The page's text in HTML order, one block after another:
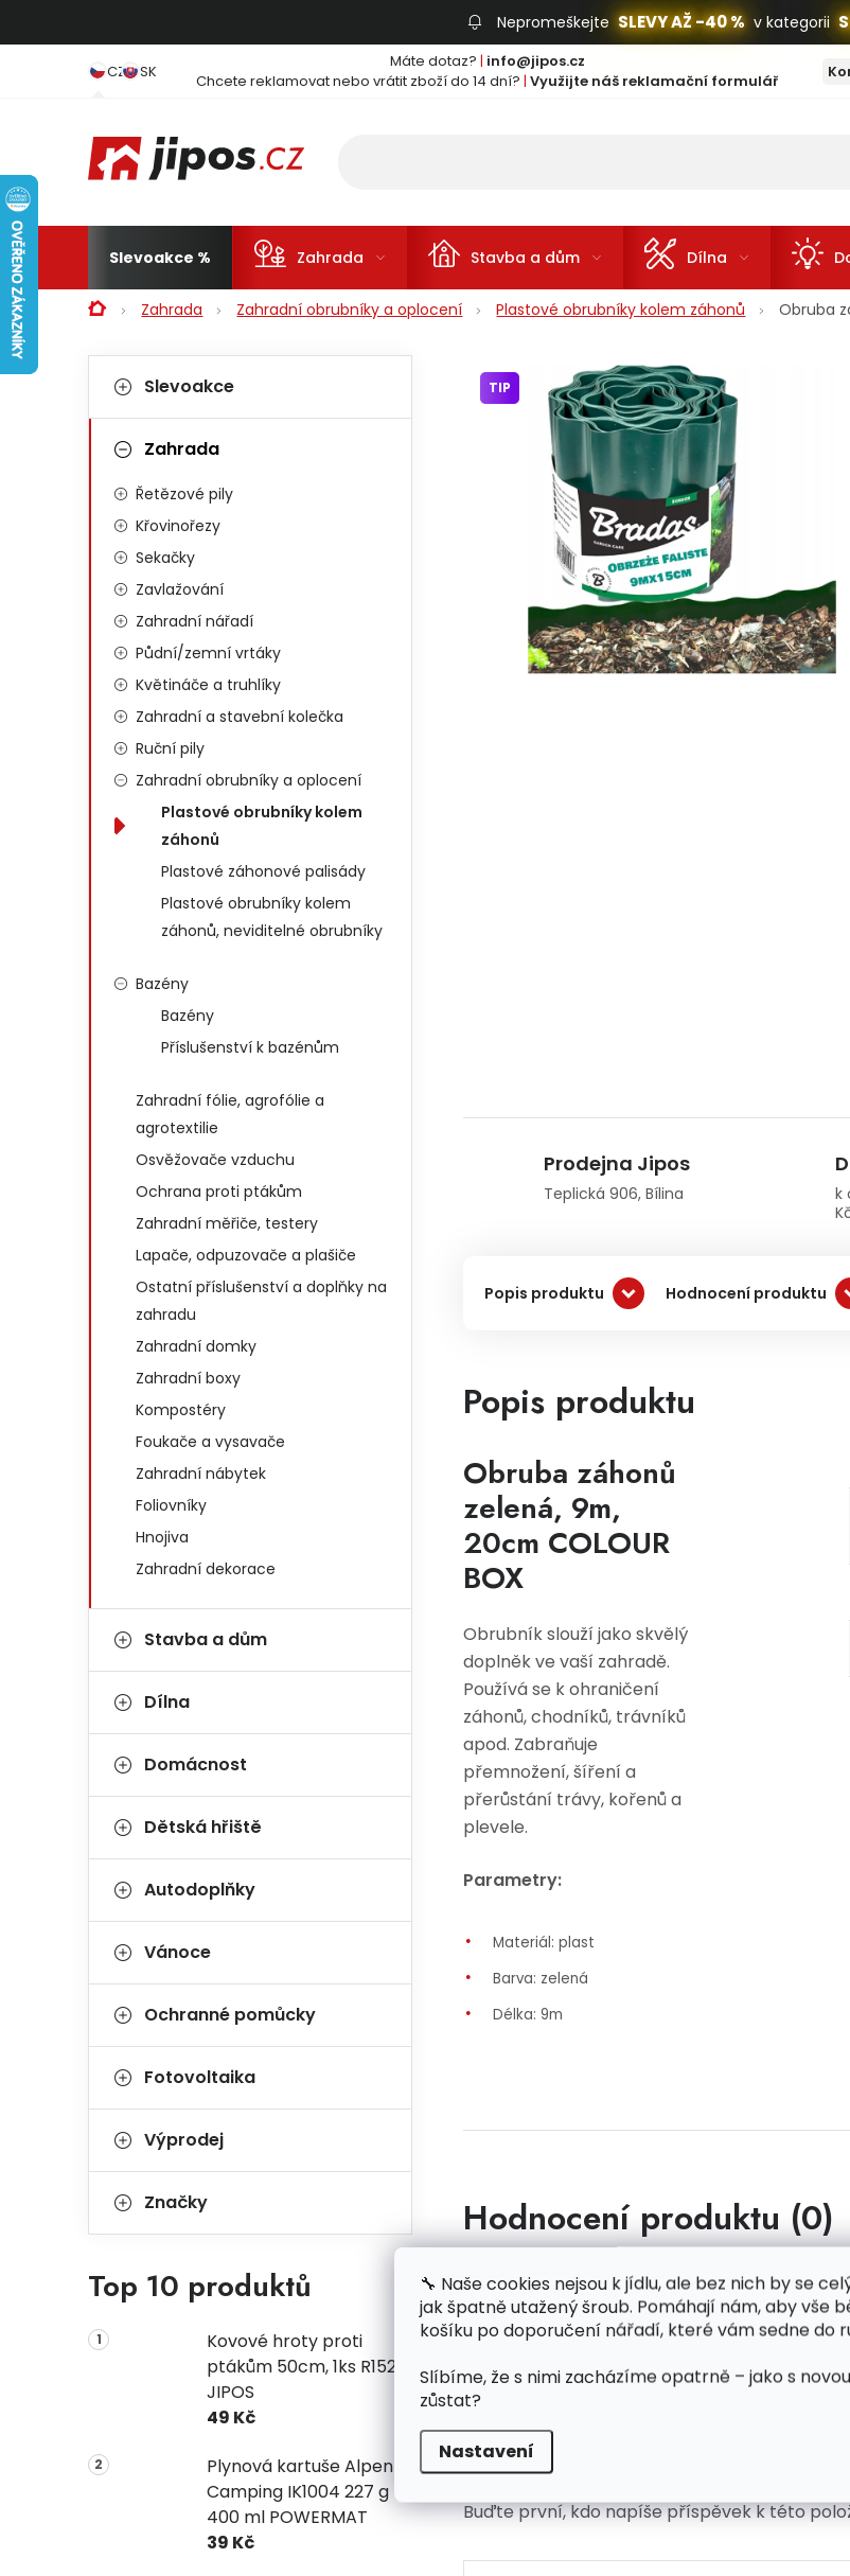
🔧 Naše cookies nejsou k jídlu, ale bez nich by se
jak špatně utažený šroub. Pomáhají nám, aby vše
košíku po doporučení nářadí, které vám sedne do
Slíbíme, že s nimi zacházíme opatrně – jako s
zůstat?
Nastavení
Nepromeškejte SLEVY AŽ -40 % v kategorii
CZ SK Máte dotaz? | info@jipos.cz
Chcete reklamovat nebo vrátit zboží do 14 dní? | Využijte náš reklamační formulář
Slevoakce Zahrada Stavba a dům Dílna
DomůZahrada Zahradní obrubníky a oplocení Plastové obrubníky kolem záhonů Obruba
Postranní panel
Kategorie
Slevoakce
Zahrada
Řetězové pily
Křovinořezy
Sekačky
Zavlažování
Zahradní nářadí
Půdní/zemní vrtáky
Květináče a truhlíky
Zahradní a stavební kolečka
Ruční pily
Zahradní obrubníky a oplocení
Plastové obrubníky kolem
záhonů
Plastové záhonové palisády
Plastové obrubníky kolem
záhonů, neviditelné obrubníky
Bazény
Bazény
Příslušenství k bazénům
Zahradní fólie, agrofólie a
agrotextilie
Osvěžovače vzduchu
Ochrana proti ptákům
Zahradní měřiče, testery
Lapače, odpuzovače a plašiče
Ostatní příslušenství a doplňky na
zahradu
Zahradní domky
Zahradní boxy
Kompostéry
Foukače a vysavače
Zahradní nábytek
Foliovníky
Hnojiva
Zahradní dekorace
Stavba a dům
Dílna
Domácnost
Dětská hřiště
Autodoplňky
Vánoce
Ochranné pomůcky
Fotovoltaika
Výprodej
Značky
Top 10 produktů
Kovové hroty proti
ptákům 50cm, 1ks R1523
JIPOS
49 Kč
Plynová kartuše Alpen
Camping IK1004 227 g
400 ml POWERMAT
39 Kč
TIP
Prodejna Jipos
Teplická 906, Bílina
k
Popis produktu Hodnocení produktu
Popis produktu
Obruba záhonů
zelená, 9m,
20cm COLOUR
BOX
Obrubník slouží jako skvělý
doplněk ve vaší zahradě.
Používá se k ohraničení
záhonů, chodníků, trávníků
apod. Zabraňuje
přemnožení, šíření a
přerůstání trávy, kořenů a
plevele.
Parametry:
Materiál: plast
Barva: zelená
Délka: 9m
Hodnocení produktu (0)
PŘIDAT HODNOCENÍ
Buďte první, kdo napíše příspěvek k této